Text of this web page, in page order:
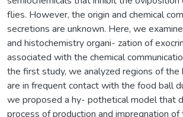
flies. However, the origin and chemical
secretions are unknown. Here, we
and histochemistry organi- zation of
associated with the chemical
the first study, we analyzed regions of
are in frequent contact with the food ball
we proposed a hy- pothetical model that
process of production and impregnation of